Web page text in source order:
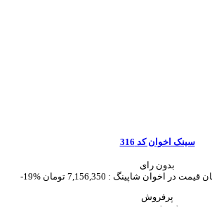
سینک اخوان کد 316
بدون رای
-19%
قیمت در اخوان شاپینگ : 7,156,350 تومان
پرفروش